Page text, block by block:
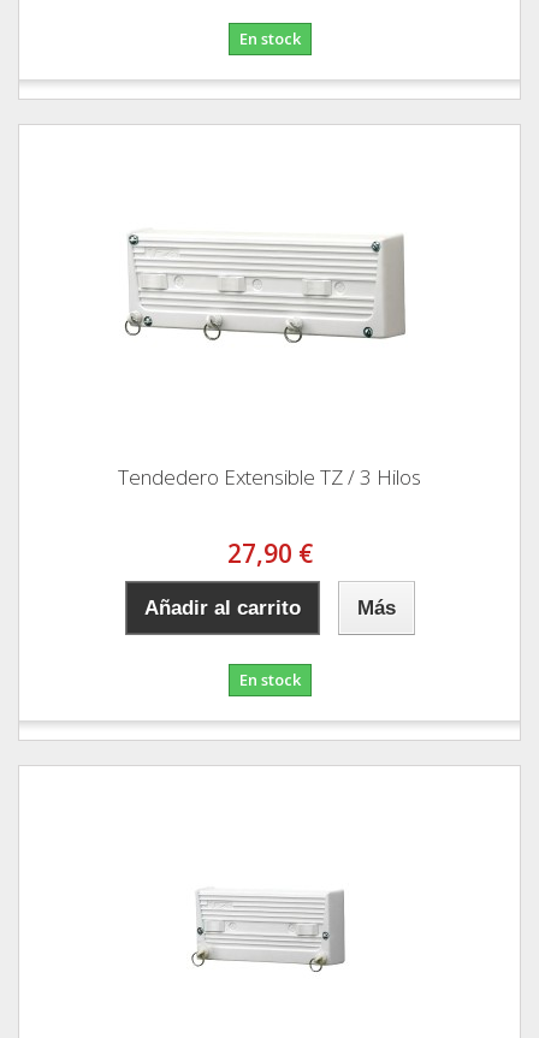
En stock
Tendedero Extensible TZ / 3 Hilos
27,90 €
Añadir al carrito Más
En stock